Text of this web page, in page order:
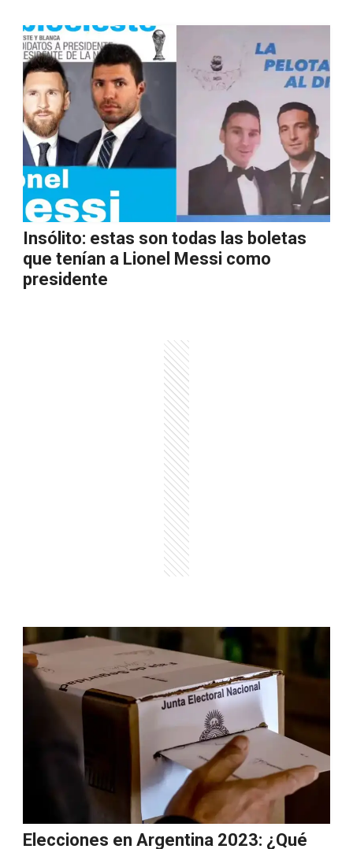
Insólito: estas son todas las boletas
que tenían a Lionel Messi como
presidente
Elecciones en Argentina 2023: ¿Qué